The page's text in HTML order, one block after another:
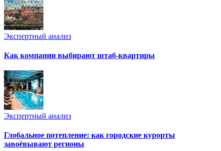
Экспертный анализ
Как компании выбирают штаб-квартиры
Экспертный анализ
Глобальное потепление: как городские курорты
завоёвывают регионы